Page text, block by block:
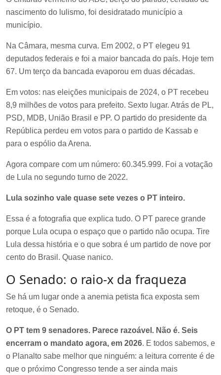
nascimento do lulismo, foi desidratado município a
município.
Na Câmara, mesma curva. Em 2002, o PT elegeu 91
deputados federais e foi a maior bancada do país. Hoje tem
67. Um terço da bancada evaporou em duas décadas.
Em votos: nas eleições municipais de 2024, o PT recebeu
8,9 milhões de votos para prefeito. Sexto lugar. Atrás de PL,
PSD, MDB, União Brasil e PP. O partido do presidente da
República perdeu em votos para o partido de Kassab e
para o espólio da Arena.
Agora compare com um número: 60.345.999. Foi a votação
de Lula no segundo turno de 2022.
Lula sozinho vale quase sete vezes o PT inteiro.
Essa é a fotografia que explica tudo. O PT parece grande
porque Lula ocupa o espaço que o partido não ocupa. Tire
Lula dessa história e o que sobra é um partido de nove por
cento do Brasil. Quase nanico.
O Senado: o raio-x da fraqueza
Se há um lugar onde a anemia petista fica exposta sem
retoque, é o Senado.
O PT tem 9 senadores. Parece razoável. Não é. Seis
encerram o mandato agora, em 2026. E todos sabemos, e
o Planalto sabe melhor que ninguém: a leitura corrente é de
que o próximo Congresso tende a ser ainda mais